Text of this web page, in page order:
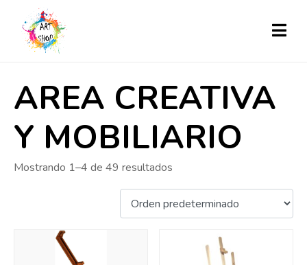
AREA CREATIVA
Y MOBILIARIO
Mostrando 1–4 de 49 resultados